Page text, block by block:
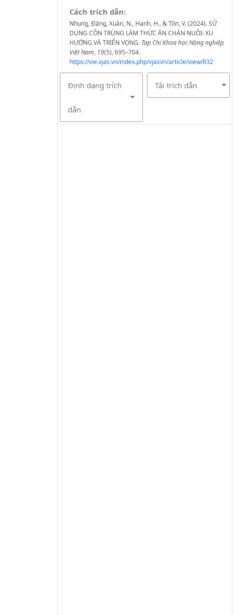
Cách trích dẫn:
Nhung, Đặng, Xuân, N., Hạnh, H., & Tôn, V. (2024). SỬ
DỤNG CÔN TRÙNG LÀM THỨC ĂN CHĂN NUÔI: XU
HƯỚNG VÀ TRIỂN VỌNG. Tạp Chí Khoa học Nông nghiệp
Việt Nam, 19(5), 695–704.
https://vie.vjas.vn/index.php/vjasvn/article/view/832
Định dạng trích
dẫn
Tải trích dẫn